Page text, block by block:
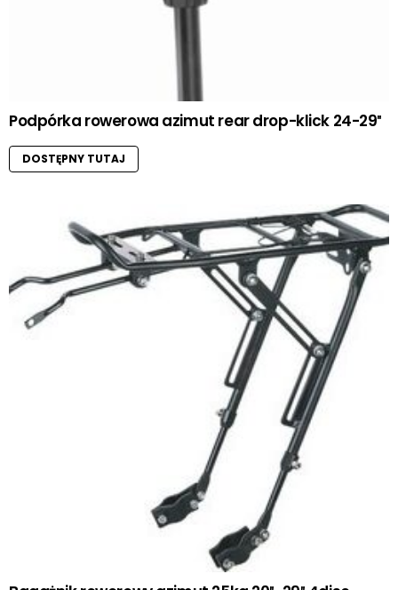
Podpórka rowerowa azimut rear drop-klick 24-29″
DOSTĘPNY TUTAJ